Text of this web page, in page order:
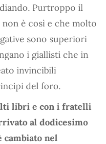
Purtroppo il
è così e che molto
sono superiori
i giallisti che in
invincibili
del foro.
libri e con i fratelli
al dodicesimo
cambiato nel